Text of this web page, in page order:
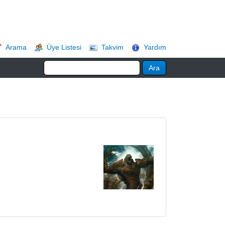
Arama Üye Listesi Takvim Yardım